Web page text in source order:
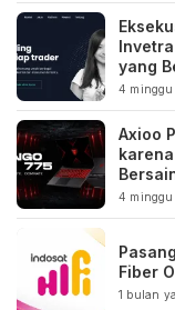
yang
4
Axioo
4
Fiber
1 bulan